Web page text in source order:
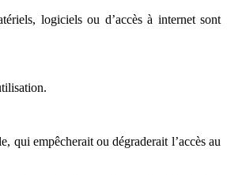
logiciels ou d’accès à internet sont
qui empêcherait ou dégraderait l’accès au